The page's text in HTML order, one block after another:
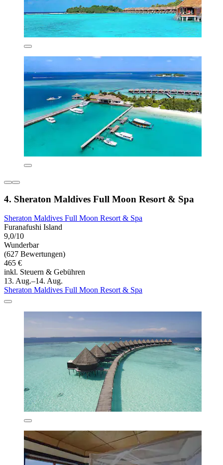
4. Sheraton Maldives Full Moon Resort & Spa
Sheraton Maldives Full Moon Resort & Spa
Furanafushi Island
9,0/10
Wunderbar
(627 Bewertungen)
465 €
inkl. Steuern & Gebühren
13. Aug.–14. Aug.
Sheraton Maldives Full Moon Resort & Spa